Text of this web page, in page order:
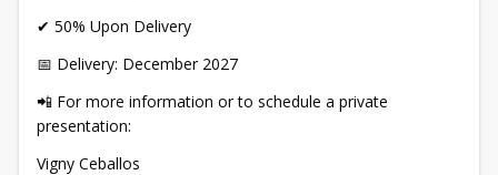
✔ 50% Upon Delivery
📅 Delivery: December 2027
📲 For more information or to schedule a private
presentation:
Vigny Ceballos